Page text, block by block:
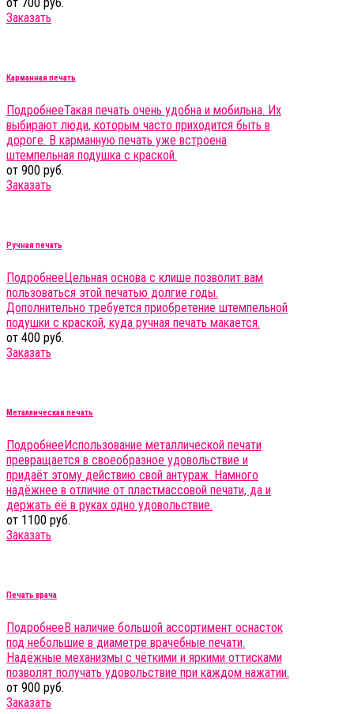
Заказать
Карманная печать
ПодробнееТакая печать очень удобна и мобильна. Их
выбирают люди, которым часто приходится быть в
дороге. В карманную печать уже встроена
штемпельная подушка с краской.
от 900 руб.
Заказать
Ручная печать
ПодробнееЦельная основа с клише позволит вам
пользоваться этой печатью долгие годы.
Дополнительно требуется приобретение штемпельной
подушки с краской, куда ручная печать макается.
от 400 руб.
Заказать
Металлическая печать
ПодробнееИспользование металлической печати
превращается в своеобразное удовольствие и
придаёт этому действию свой антураж. Намного
надёжнее в отличие от пластмассовой печати, да и
держать её в руках одно удовольствие.
от 1100 руб.
Заказать
Печать врача
ПодробнееВ наличие большой ассортимент оснасток
под небольшие в диаметре врачебные печати.
Надёжные механизмы с чёткими и яркими оттисками
позволят получать удовольствие при каждом нажатии.
от 900 руб.
Заказать